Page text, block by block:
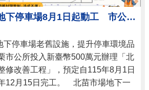
苗栗市北苗市場地下停車場8月1日起動工 市公所投入500萬元全面改善
停車場老舊設施，提升停車環境品
市公所投入新臺幣500萬元辦理「北
修改善工程」，預定自115年8月1日
12月15日完工。 北苗市場地下一